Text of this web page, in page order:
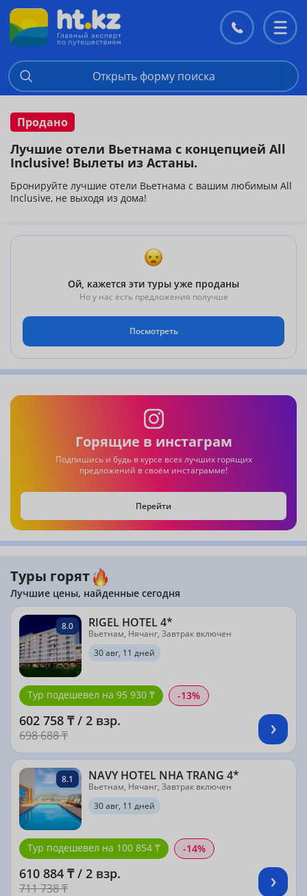
Контакты
меню
Открыть форму поиска
Продано
Лучшие отели Вьетнама с концепцией All
Inclusive! Вылеты из Астаны.
Бронируйте лучшие отели Вьетнама с вашим любимым All
Inclusive, не выходя из дома!
Ой, кажется эти туры уже проданы
Но у нас есть предложения получше
Посмотреть
Горящие в инстаграм
Подпишись и будь в курсе всех лучших горящих
предложений в своём инстаграмме!
Перейти
Туры горят
Лучшие цены, найденные сегодня
8.0 RIGEL HOTEL 4*
Вьетнам, Нячанг, Завтрак включен
30 авг, 11 дней
Тур подешевел на 95 930 ₸ -13%
602 758 ₸ / 2 взр.
698 688 ₸
8.1 NAVY HOTEL NHA TRANG 4*
Вьетнам, Нячанг, Завтрак включен
30 авг, 11 дней
Тур подешевел на 100 854 ₸ -14%
610 884 ₸ / 2 взр.
711 738 ₸